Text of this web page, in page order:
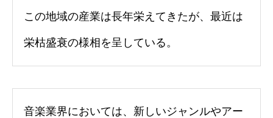
この地域の産業は長年栄えてきたが、最近は
栄枯盛衰の様相を呈している。
音楽業界においては、新しいジャンルやアー